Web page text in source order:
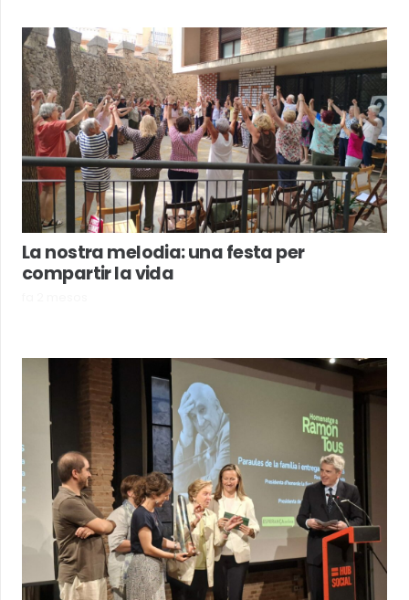
La nostra melodia: una festa per
compartir la vida